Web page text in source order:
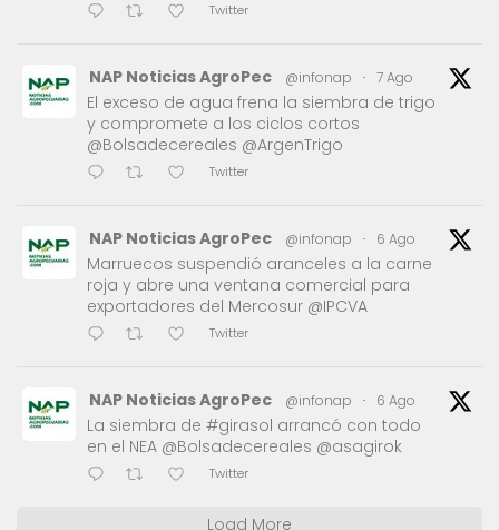
Twitter
NAP Noticias AgroPec @infonap · 7 Ago
El exceso de agua frena la siembra de trigo
y compromete a los ciclos cortos
@Bolsadecereales @ArgenTrigo
Twitter
NAP Noticias AgroPec @infonap · 6 Ago
Marruecos suspendió aranceles a la carne
roja y abre una ventana comercial para
exportadores del Mercosur @IPCVA
Twitter
NAP Noticias AgroPec @infonap · 6 Ago
La siembra de #girasol arrancó con todo
en el NEA @Bolsadecereales @asagirok
Twitter
Load More